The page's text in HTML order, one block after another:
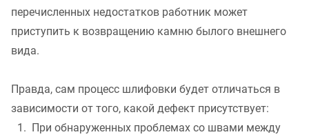
перечисленных недостатков работник может
приступить к возвращению камню былого внешнего
вида.
Правда, сам процесс шлифовки будет отличаться в
зависимости от того, какой дефект присутствует:
При обнаруженных проблемах со швами между